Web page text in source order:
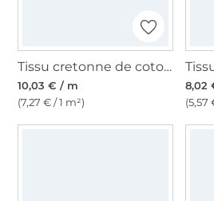
Tissu cretonne de coton petits losanges bavarois
10,03 € / m
(7,27 € / 1 m²)
8,02
(5,57